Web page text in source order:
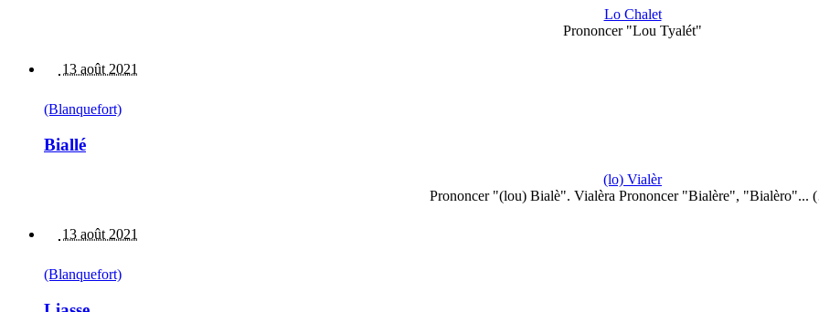
Lo Chalet
Prononcer "Lou Tyalét"
13 août 2021
(Blanquefort)
Biallé
(lo) Vialèr
Prononcer "(lou) Bialè". Vialèra Prononcer "Bialère", "Bialèro"...
13 août 2021
(Blanquefort)